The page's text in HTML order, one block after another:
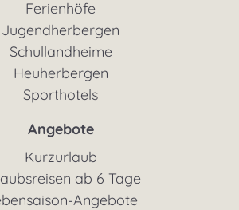
Ferienhöfe
Jugendherbergen
Schullandheime
Heuherbergen
Sporthotels
Angebote
Kurzurlaub
ab 6 Tage
Angebote